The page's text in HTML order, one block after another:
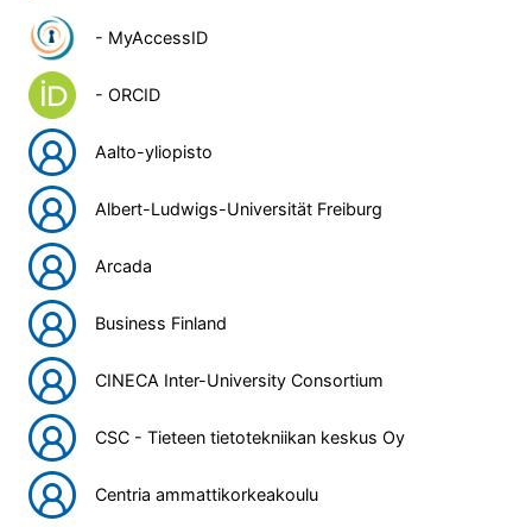
- MyAccessID
- ORCID
Aalto-yliopisto
Albert-Ludwigs-Universität Freiburg
Arcada
Business Finland
CINECA Inter-University Consortium
CSC - Tieteen tietotekniikan keskus Oy
Centria ammattikorkeakoulu